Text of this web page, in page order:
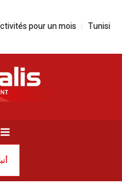
mois Tunisie | Sayed